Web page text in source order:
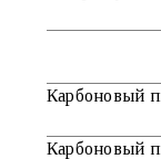
Карбоновый
Карбоновый